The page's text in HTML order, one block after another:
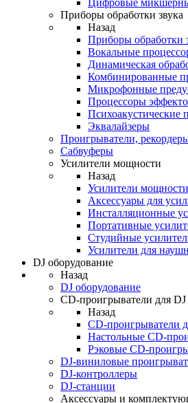
Цифровые
Приборы обработки звука
Назад
Приборы обработки
Вокальные
Динамическая
Комбинированные
Микрофонные
Процессоры
Психоакустические
Эквалайзеры
Проигрыватели,
Сабвуферы
Усилители мощности
Назад
Усилители мощности
Аксессуары для
Инсталляционные
Портативные
Студийные
Усилители для
DJ оборудование
Назад
DJ оборудование
CD-проигрыватели для DJ
Назад
CD-проигрыватели
Настольные CD-
Рэковые CD-
DJ-виниловые
DJ-контроллеры
DJ-станции
Аксессуары и